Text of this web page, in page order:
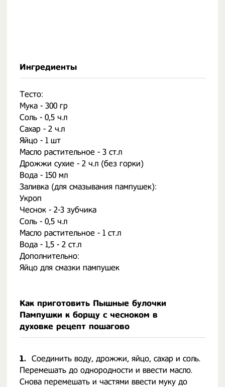
Ингредиенты
Тесто:
Мука - 300 гр
Соль - 0,5 ч.л
Сахар - 2 ч.л
Яйцо - 1 шт
Масло растительное - 3 ст.л
Дрожжи сухие - 2 ч.л (без горки)
Вода - 150 мл
Заливка (для смазывания пампушек):
Укроп
Чеснок - 2-3 зубчика
Соль - 0,5 ч.л
Масло растительное - 1 ст.л
Вода - 1,5 - 2 ст.л
Дополнительно:
Яйцо для смазки пампушек
Как приготовить Пышные булочки
Пампушки к борщу с чесноком в
духовке рецепт пошагово
1. Соединить воду, дрожжи, яйцо, сахар и соль.
Перемешать до однородности и ввести масло.
Снова перемешать и частями ввести муку до